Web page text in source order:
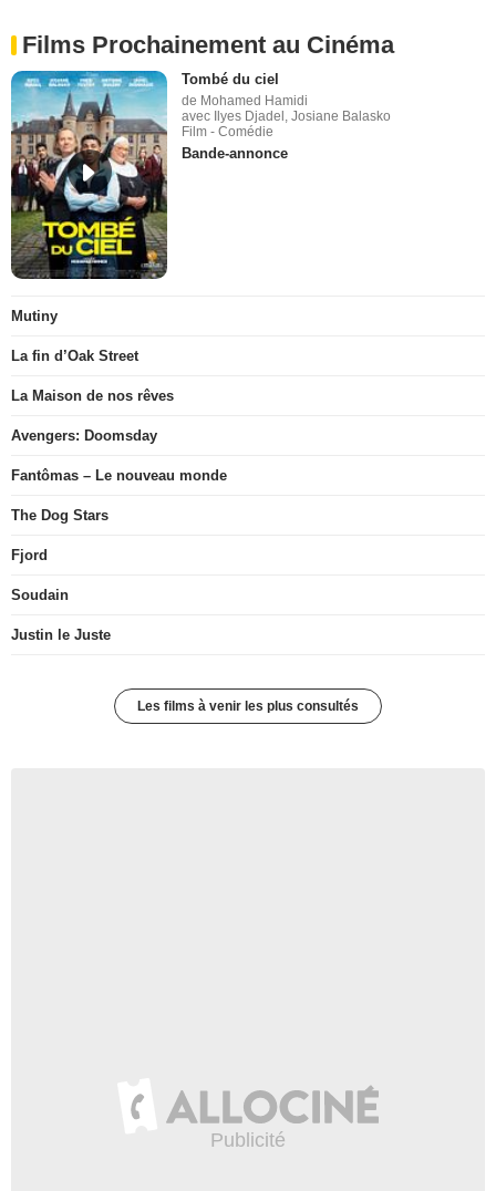
Films Prochainement au Cinéma
Tombé du ciel
de Mohamed Hamidi
avec Ilyes Djadel, Josiane Balasko
Film - Comédie
Bande-annonce
Mutiny
La fin d’Oak Street
La Maison de nos rêves
Avengers: Doomsday
Fantômas – Le nouveau monde
The Dog Stars
Fjord
Soudain
Justin le Juste
Les films à venir les plus consultés